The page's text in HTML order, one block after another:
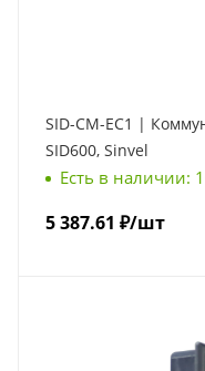
SID-CM-EC1 |
SID600, Sinvel
Есть в наличии:
5 387.61 ₽/шт